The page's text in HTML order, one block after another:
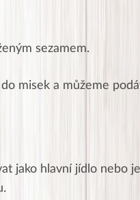
sezamem.
misek a můžeme
jako hlavní jídlo nebo